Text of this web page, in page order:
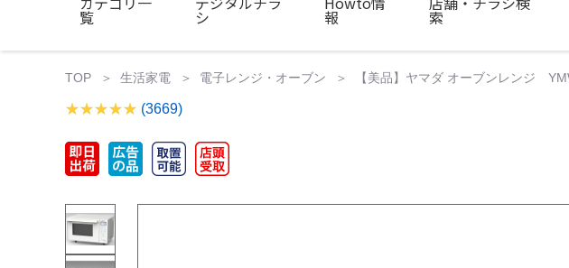
覧 シ 報 索
TOP 生活家電 電子レンジ・オーブン 【美品】ヤマダ オーブンレンジ
(3669)